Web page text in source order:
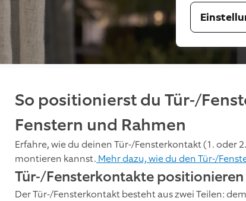
So positionierst du Tür-/
Fenstern und Rahmen
Erfahre, wie du deinen Tür-/Fensterkontakt (1. oder
montieren kannst. Mehr dazu, wie du den Tür-/
Tür-/Fensterkontakte positionieren
Der Tür-/Fensterkontakt besteht aus zwei Teilen: